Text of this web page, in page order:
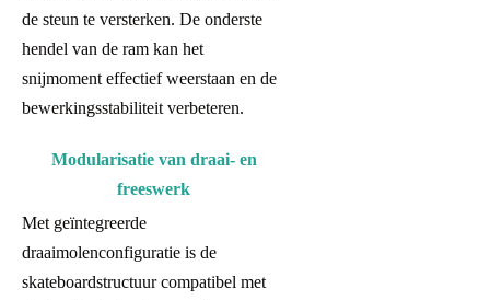
de steun te versterken. De onderste
hendel van de ram kan het
snijmoment effectief weerstaan en de
bewerkingsstabiliteit verbeteren.
Modularisatie van draai- en
freeswerk
Met geïntegreerde
draaimolenconfiguratie is de
skateboardstructuur compatibel met